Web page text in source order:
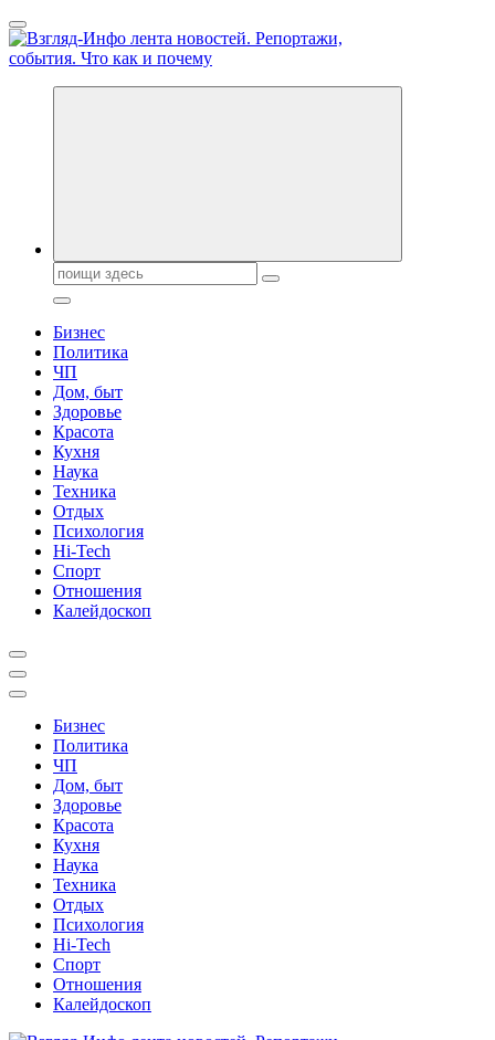
Перейти
к
содержанию
Обо всем и обо всех, что зачем и почему. Новости политики,
Поиск:
Бизнес
Политика
ЧП
Дом, быт
Здоровье
Красота
Кухня
Наука
Техника
Отдых
Психология
Hi-Tech
Спорт
Отношения
Калейдоскоп
Бизнес
Политика
ЧП
Дом, быт
Здоровье
Красота
Кухня
Наука
Техника
Отдых
Психология
Hi-Tech
Спорт
Отношения
Калейдоскоп